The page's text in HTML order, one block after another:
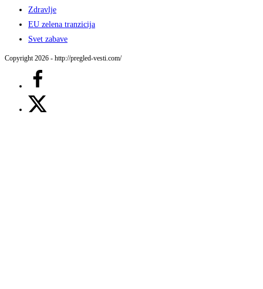
Zdravlje
EU zelena tranzicija
Svet zabave
Copyright 2026 - http://pregled-vesti.com/